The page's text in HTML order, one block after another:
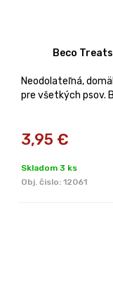
Beco
Neodolateľná,
pre všetkých psov.
3,95 €
Skladom 3 ks
Obj. čislo: 12061